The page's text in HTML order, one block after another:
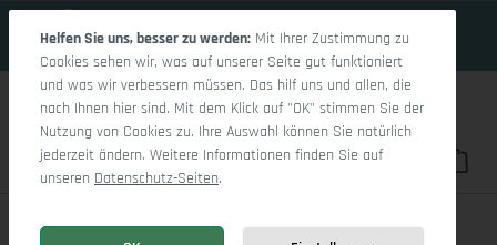
Du hast 0
Marco LO Aho gr Small L
Helfen Sie uns, besser zu werden: Mit Ihrer Zustimmung zu
Cookies sehen wir, was auf unserer Seite gut funktioniert
und was wir verbessern müssen. Das hilf uns und allen, die
nach Ihnen hier sind. Mit dem Klick auf "OK" stimmen Sie der
Nutzung von Cookies zu. Ihre Auswahl können Sie natürlich
jederzeit ändern. Weitere Informationen finden Sie auf
unseren Datenschutz-Seiten.